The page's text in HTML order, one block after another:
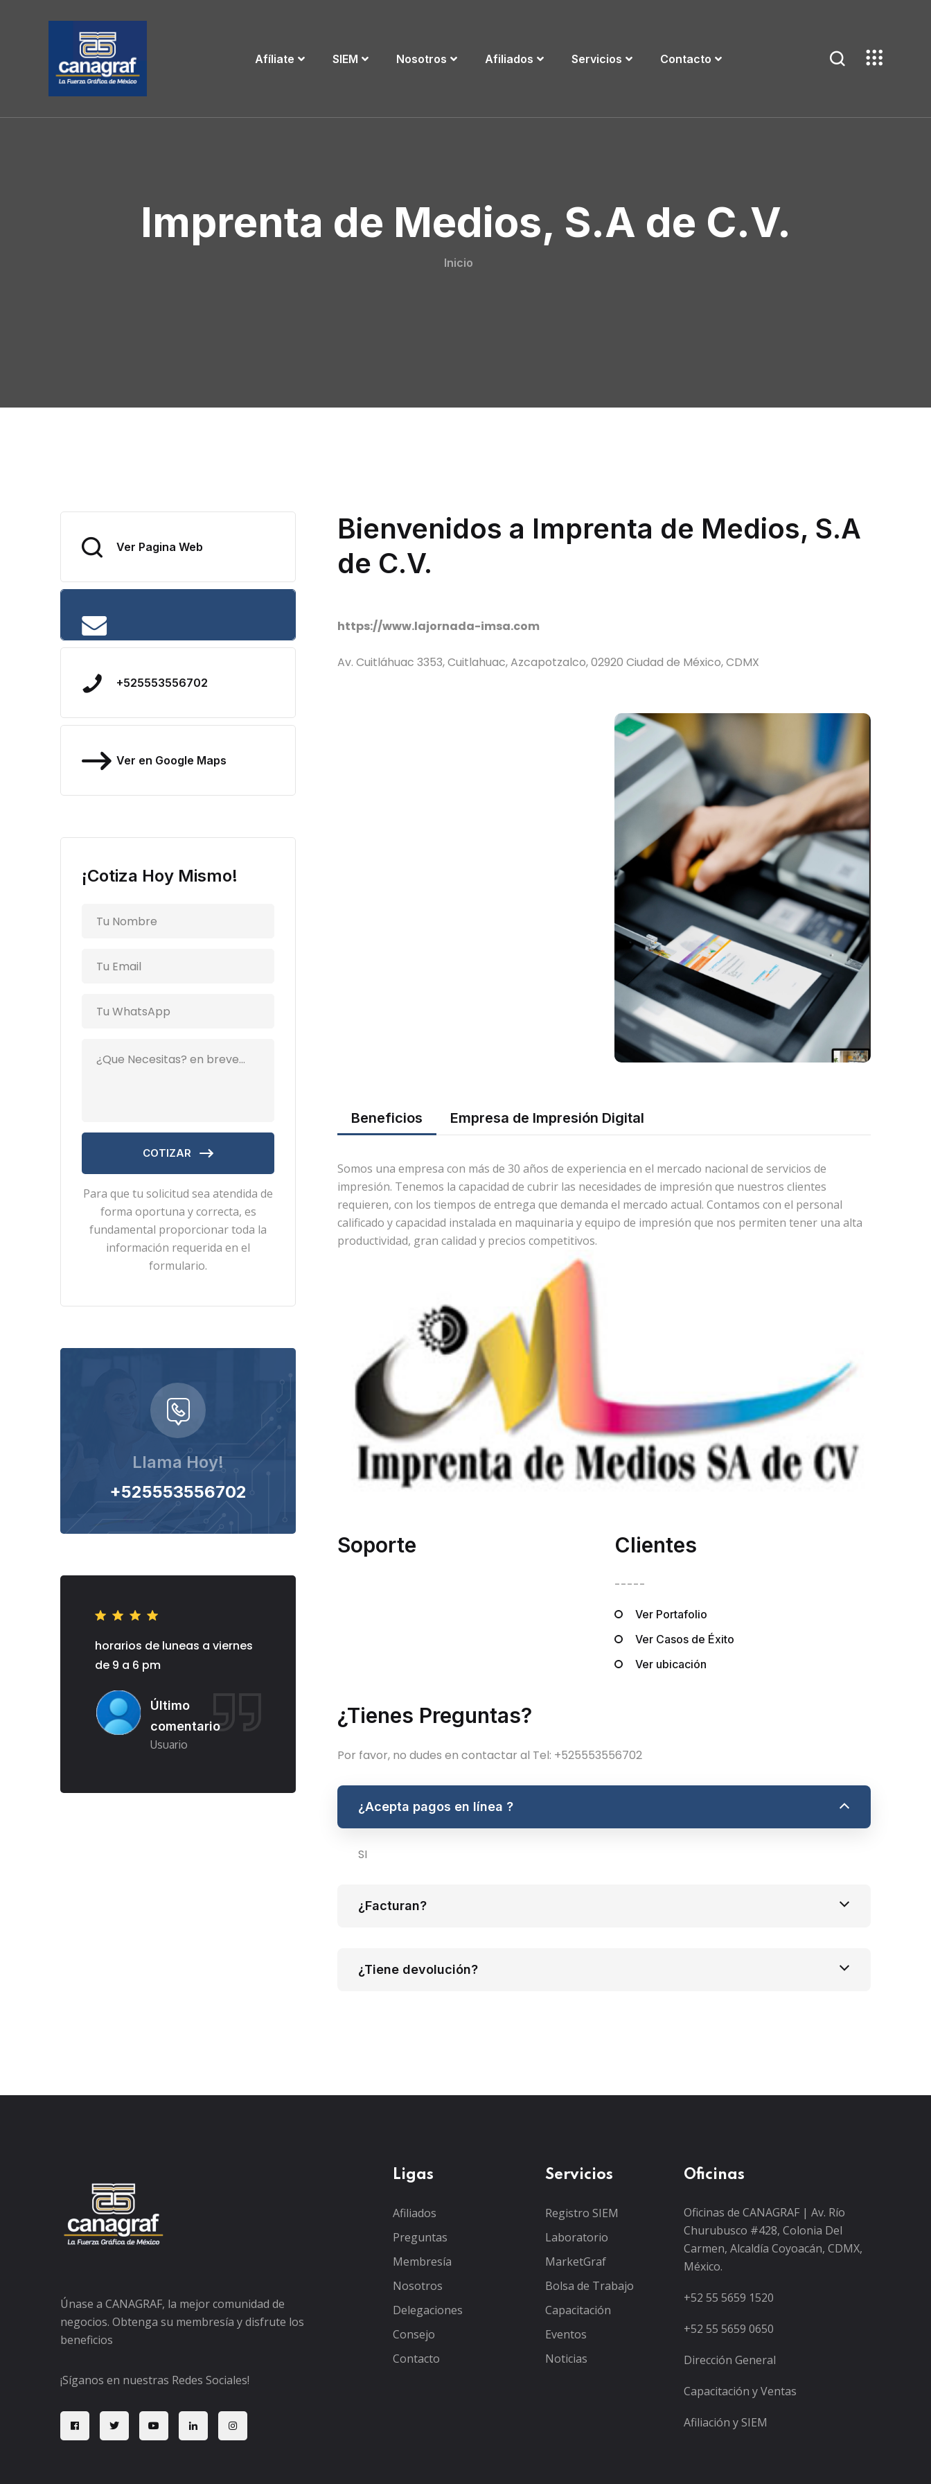
Afíliate SIEM Nosotros Afiliados Servicios Contacto
Imprenta de Medios, S.A de C.V.
Inicio
Ver Pagina Web
+525553556702
Ver en Google Maps
¡Cotiza Hoy Mismo!
COTIZAR
Para que tu solicitud sea atendida de
forma oportuna y correcta, es
fundamental proporcionar toda la
información requerida en el
formulario.
Llama Hoy!
+525553556702
horarios de luneas a viernes
de 9 a 6 pm
Último
comentario
Usuario
Último
comentario
horarios de luneas a viernes
Último
comentario
Bienvenidos a Imprenta de Medios, S.A
de C.V.
https://www.lajornada-imsa.com
Av. Cuitláhuac 3353, Cuitlahuac, Azcapotzalco, 02920 Ciudad de México, CDMX
Beneficios Empresa de Impresión Digital
Somos una empresa con más de 30 años de experiencia en el mercado nacional de servicios de
impresión. Tenemos la capacidad de cubrir las necesidades de impresión que nuestros clientes
requieren, con los tiempos de entrega que demanda el mercado actual. Contamos con el personal
calificado y capacidad instalada en maquinaria y equipo de impresión que nos permiten tener una alta
productividad, gran calidad y precios competitivos.
Soporte Clientes
-----
Ver Portafolio
Ver Casos de Éxito
Ver ubicación
¿Tienes Preguntas?
Por favor, no dudes en contactar al Tel: +525553556702
¿Acepta pagos en línea ?
SI
¿Facturan?
¿Tiene devolución?
Únase a CANAGRAF, la mejor comunidad de
negocios. Obtenga su membresía y disfrute los
beneficios
¡Síganos en nuestras Redes Sociales!
Ligas
Afiliados
Preguntas
Membresía
Nosotros
Delegaciones
Consejo
Contacto
Servicios
Registro SIEM
Laboratorio
MarketGraf
Bolsa de Trabajo
Capacitación
Eventos
Noticias
Oficinas
Oficinas de CANAGRAF | Av. Río
Churubusco #428, Colonia Del
Carmen, Alcaldía Coyoacán, CDMX,
México.
+52 55 5659 1520
+52 55 5659 0650
Dirección General
Capacitación y Ventas
Afiliación y SIEM